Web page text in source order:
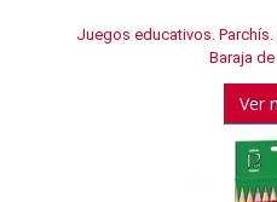
Juegos educativos. Parchís.
Baraja
Ver